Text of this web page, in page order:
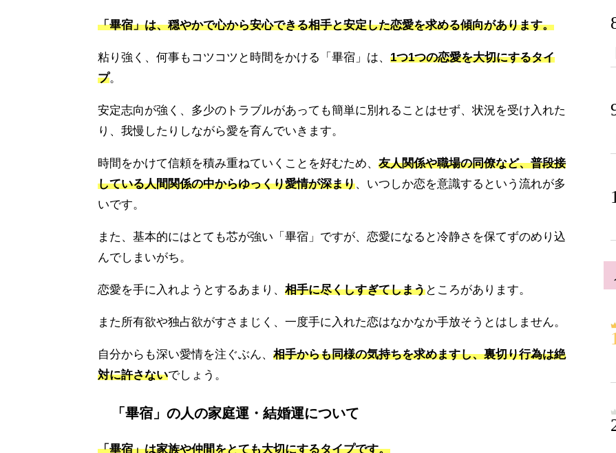
「畢宿」は、穏やかで心から安心できる相手と安定した恋愛を求める傾向があります。
粘り強く、何事もコツコツと時間をかける「畢宿」は、 1つ1つの恋愛を大切にするタイ
プ。
安定志向が強く、多少のトラブルがあっても簡単に別れることはせず、状況を受け入れた
り、我慢したりしながら愛を育んでいきます。
時間をかけて信頼を積み重ねていくことを好むため、 友人関係や職場の同僚など、普段接
している人間関係の中からゆっくり愛情が深まり、いつしか恋を意識するという流れが多
いです。
また、基本的にはとても芯が強い「畢宿」ですが、恋愛になると冷静さを保てずのめり込
んでしまいがち。
恋愛を手に入れようとするあまり、 相手に尽くしすぎてしまうところがあります。
また所有欲や独占欲がすさまじく、一度手に入れた恋はなかなか手放そうとはしません。
自分からも深い愛情を注ぐぶん、 相手からも同様の気持ちを求めますし、裏切り行為は絶
対に許さないでしょう。
「畢宿」の人の家庭運・結婚運について
「畢宿」は家族や仲間をとても大切にするタイプです。